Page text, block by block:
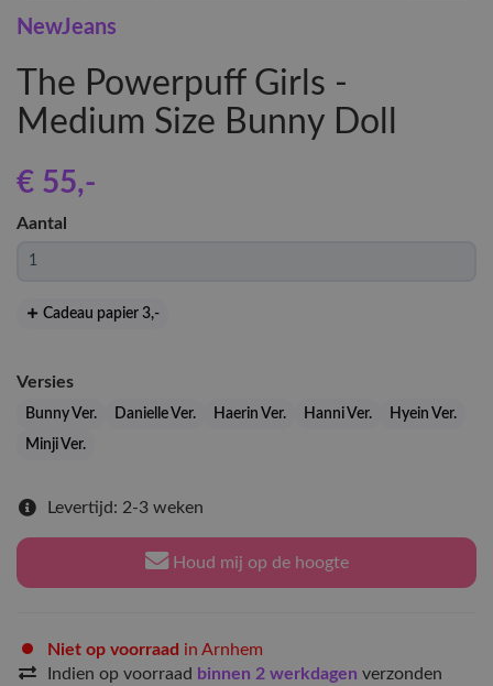
NewJeans
The Powerpuff Girls -
Medium Size Bunny Doll
€ 55,-
Aantal
Cadeau papier 3,-
Versies
Bunny Ver. Danielle Ver. Haerin Ver. Hanni Ver.
Hyein Ver.
Minji Ver.
Levertijd: 2-3 weken
Houd mij op de hoogte
Niet op voorraad in Arnhem
Indien op voorraad binnen 2 werkdagen verzonden